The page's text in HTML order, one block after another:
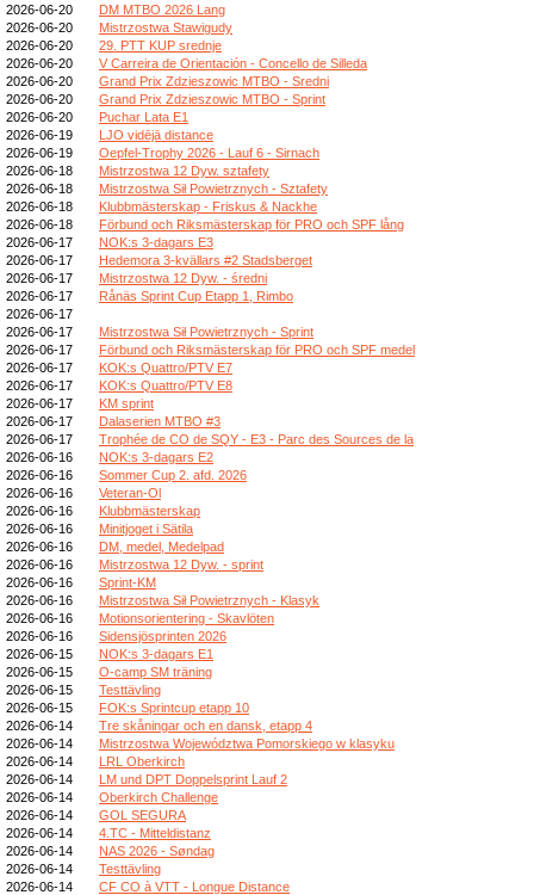
2026-06-20
DM MTBO 2026 Lang
2026-06-20
Mistrzostwa Stawigudy
2026-06-20
29. PTT KUP srednje
2026-06-20
V Carreira de Orientación - Concello de Silleda
2026-06-20
Grand Prix Zdzieszowic MTBO - Sredni
2026-06-20
Grand Prix Zdzieszowic MTBO - Sprint
2026-06-20
Puchar Lata E1
2026-06-19
LJO vidējā distance
2026-06-19
Oepfel-Trophy 2026 - Lauf 6 - Sirnach
2026-06-18
Mistrzostwa 12 Dyw. sztafety
2026-06-18
Mistrzostwa Sił Powietrznych - Sztafety
2026-06-18
Klubbmästerskap - Friskus & Nackhe
2026-06-18
Förbund och Riksmästerskap för PRO och SPF lång
2026-06-17
NOK:s 3-dagars E3
2026-06-17
Hedemora 3-kvällars #2 Stadsberget
2026-06-17
Mistrzostwa 12 Dyw. - średni
2026-06-17
Rånäs Sprint Cup Etapp 1, Rimbo
2026-06-17
2026-06-17
Mistrzostwa Sił Powietrznych - Sprint
2026-06-17
Förbund och Riksmästerskap för PRO och SPF medel
2026-06-17
KOK:s Quattro/PTV E7
2026-06-17
KOK:s Quattro/PTV E8
2026-06-17
KM sprint
2026-06-17
Dalaserien MTBO #3
2026-06-17
Trophée de CO de SQY - E3 - Parc des Sources de la
2026-06-16
NOK:s 3-dagars E2
2026-06-16
Sommer Cup 2. afd. 2026
2026-06-16
Veteran-Ol
2026-06-16
Klubbmästerskap
2026-06-16
Minitjoget i Sätila
2026-06-16
DM, medel, Medelpad
2026-06-16
Mistrzostwa 12 Dyw. - sprint
2026-06-16
Sprint-KM
2026-06-16
Mistrzostwa Sił Powietrznych - Klasyk
2026-06-16
Motionsorientering - Skavlöten
2026-06-16
Sidensjösprinten 2026
2026-06-15
NOK:s 3-dagars E1
2026-06-15
O-camp SM träning
2026-06-15
Testtävling
2026-06-15
FOK:s Sprintcup etapp 10
2026-06-14
Tre skåningar och en dansk, etapp 4
2026-06-14
Mistrzostwa Województwa Pomorskiego w klasyku
2026-06-14
LRL Oberkirch
2026-06-14
LM und DPT Doppelsprint Lauf 2
2026-06-14
Oberkirch Challenge
2026-06-14
GOL SEGURA
2026-06-14
4.TC - Mitteldistanz
2026-06-14
NAS 2026 - Søndag
2026-06-14
Testtävling
2026-06-14
CF CO à VTT - Longue Distance